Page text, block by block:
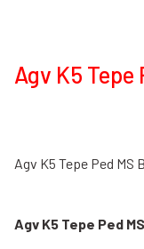
Agv K5 Tepe
Agv K5 Tepe Ped MS
Agv K5 Tepe Ped